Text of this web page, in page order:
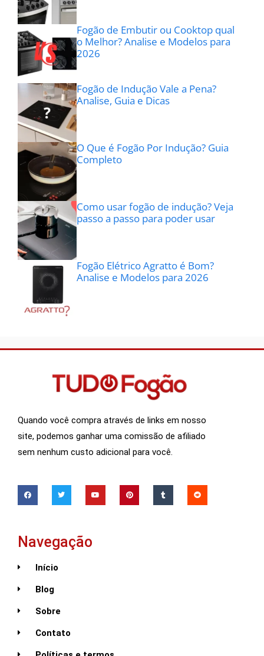
Fogão de Embutir ou Cooktop qual
o Melhor? Analise e Modelos para
2026
Fogão de Indução Vale a Pena?
Analise, Guia e Dicas
O Que é Fogão Por Indução? Guia
Completo
Como usar fogão de indução? Veja
passo a passo para poder usar
Fogão Elétrico Agratto é Bom?
Analise e Modelos para 2026
Quando você compra através de links em nosso
site, podemos ganhar uma comissão de afiliado
sem nenhum custo adicional para você.
Navegação
Início
Blog
Sobre
Contato